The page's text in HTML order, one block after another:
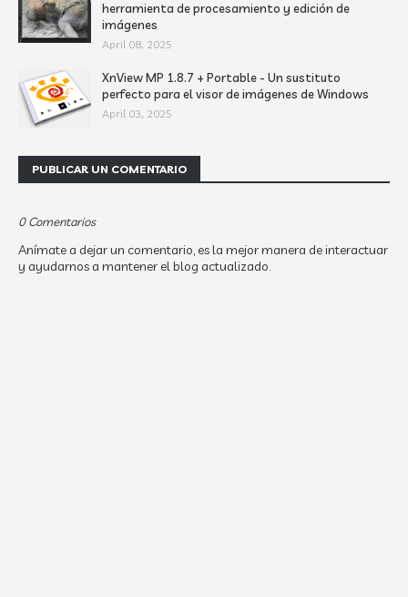
herramienta de procesamiento y edición de
imágenes
April 08, 2025
XnView MP 1.8.7 + Portable - Un sustituto
perfecto para el visor de imágenes de Windows
April 03, 2025
PUBLICAR UN COMENTARIO
0 Comentarios
Anímate a dejar un comentario, es la mejor manera de interactuar
y ayudarnos a mantener el blog actualizado.